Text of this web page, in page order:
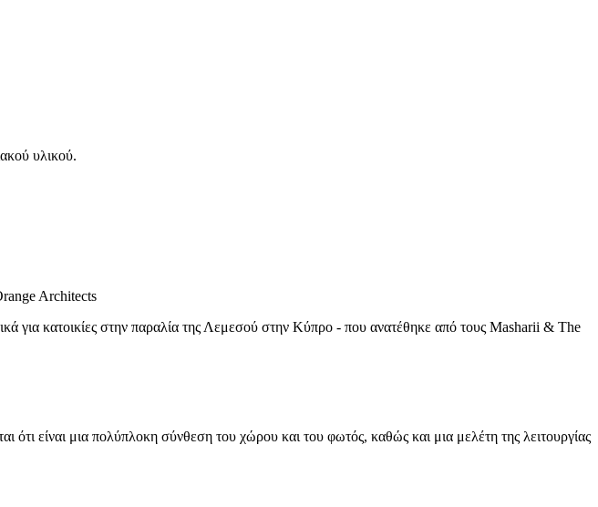
υλικού.
για κατοικίες στην παραλία της Λεμεσού στην Κύπρο - που ανατέθηκε από τους Masharii & The
είναι μια πολύπλοκη σύνθεση του χώρου και του φωτός, καθώς και μια μελέτη της λειτουργίας